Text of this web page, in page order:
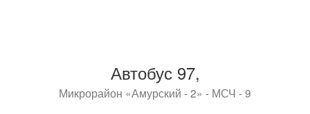
Автобус 97,
Микрорайон «Амурский - 2» - МСЧ - 9